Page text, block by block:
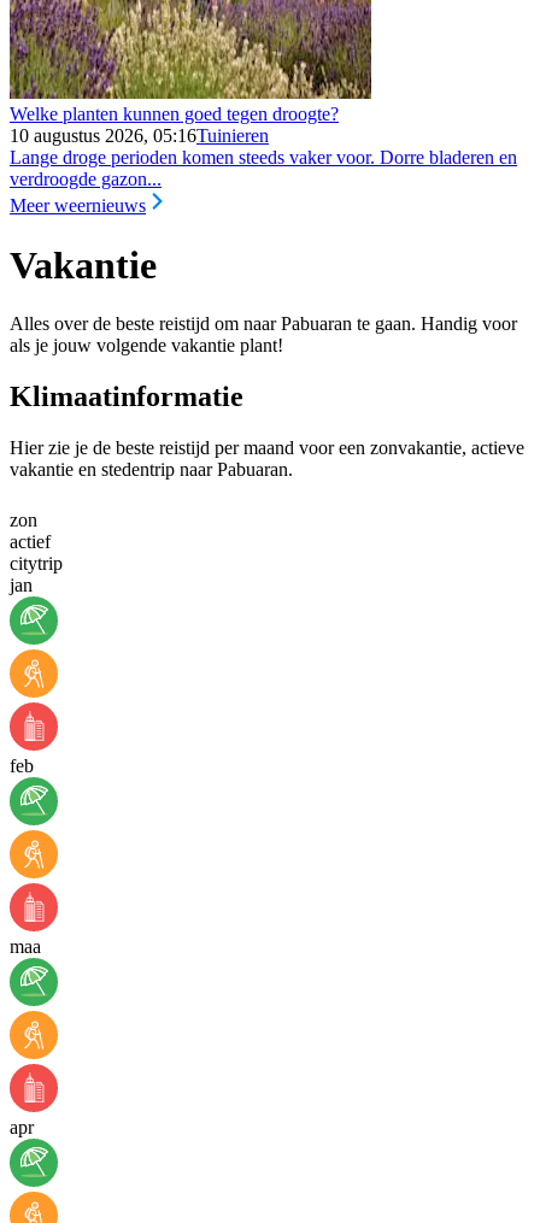
Welke planten kunnen goed tegen droogte?
10 augustus 2026, 05:16Tuinieren
Lange droge perioden komen steeds vaker voor. Dorre bladeren en
verdroogde gazon...
Meer weernieuws
Vakantie
Alles over de beste reistijd om naar Pabuaran te gaan. Handig voor
als je jouw volgende vakantie plant!
Klimaatinformatie
Hier zie je de beste reistijd per maand voor een zonvakantie, actieve
vakantie en stedentrip naar Pabuaran.
zon
actief
citytrip
jan
feb
maa
apr